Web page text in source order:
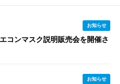
お知らせ
コンマスク説明販売会を開催さ
お知らせ